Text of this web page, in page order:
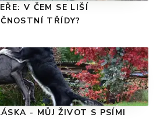
V ČEM SE LIŠÍ
TŘÍDY?
- MŮJ ŽIVOT S PSÍMI